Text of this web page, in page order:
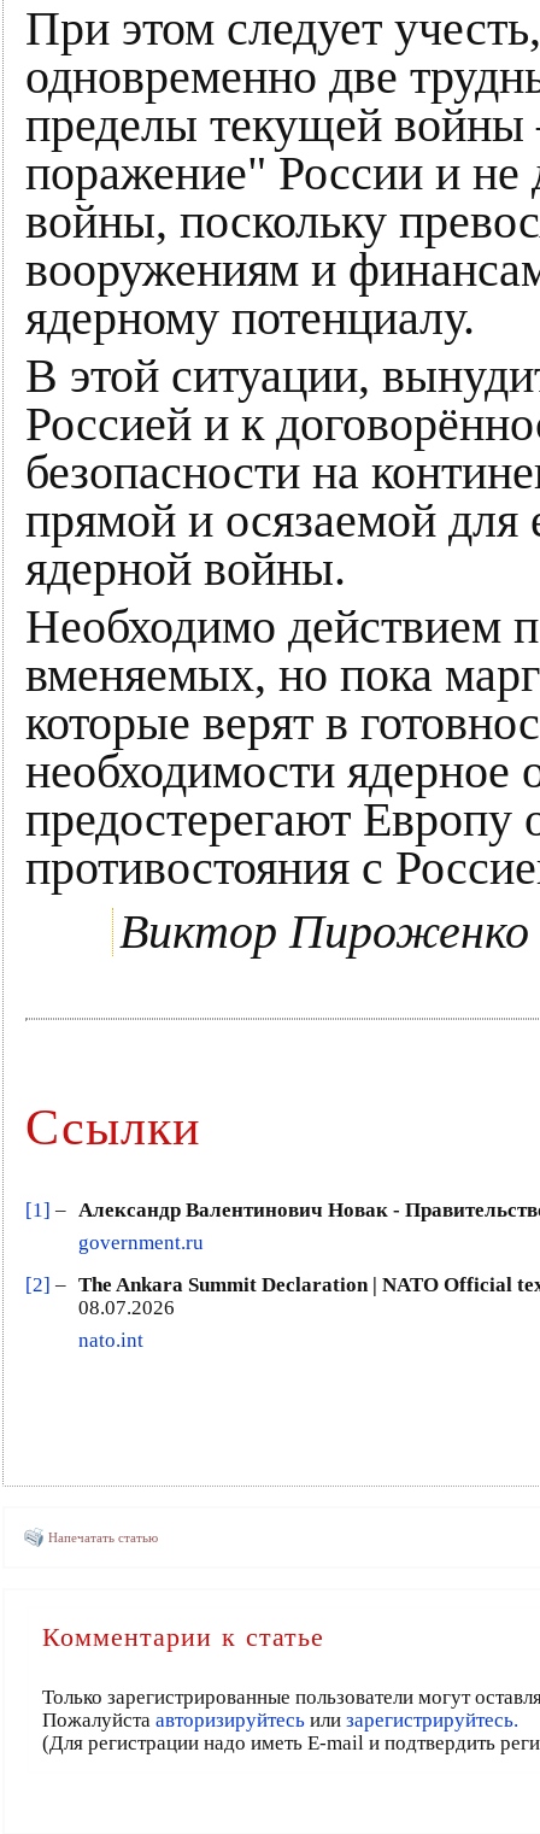
При этом следует
одновременно две
пределы текущей войны
поражение" России и не
войны, поскольку
вооружениям и
ядерному потенциалу.
В этой ситуации,
Россией и к
безопасности на
прямой и осязаемой для
ядерной войны.
Необходимо действием
вменяемых, но пока
которые верят в
необходимости
предостерегают Европу
противостояния с
Виктор Пироженко
Ссылки
[1] – Александр Валентинович Новак -
government.ru
[2] – The Ankara Summit Declaration | NATO Official
08.07.2026
nato.int
Напечатать статью
Комментарии к статье
Только зарегистрированные пользователи могут
Пожалуйста авторизируйтесьили зарегистрируйтесь.
(Для регистрации надо иметь E-mail и подтвердить